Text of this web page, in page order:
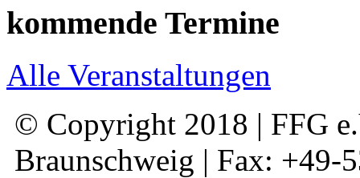
kommende Termine
Alle Veranstaltungen
© Copyright 2018 | FFG
Braunschweig | Fax: +49-